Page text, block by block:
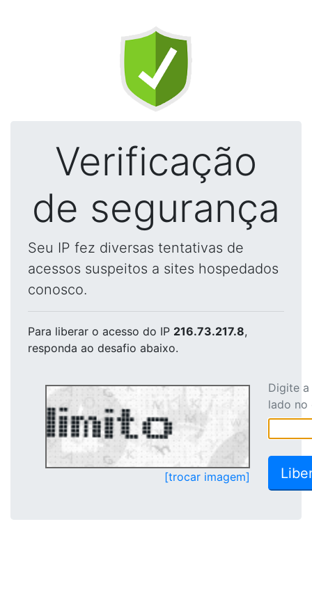
Verificação
de segurança
Seu IP fez diversas tentativas de
acessos suspeitos a sites hospedados
conosco.
Para liberar o acesso do IP 216.73.217.8,
responda ao desafio abaixo.
[trocar imagem]
Digite
lado no